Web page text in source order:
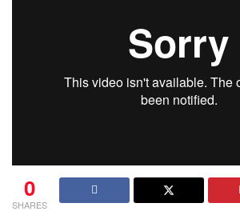
0
SHARES